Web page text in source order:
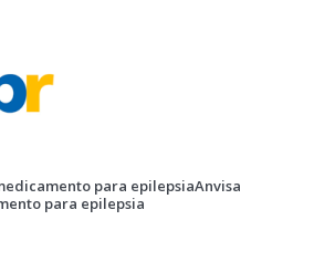
para epilepsiaAnvisa
para epilepsia